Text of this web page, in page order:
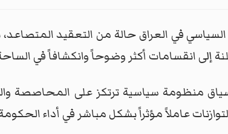
في العراق حالة من التعقيد
إلى انقسامات أكثر وضوحاً وانكشافاً في
منظومة سياسية ترتكز على المحاصصة
عاملاً مؤثراً بشكل مباشر في أداء